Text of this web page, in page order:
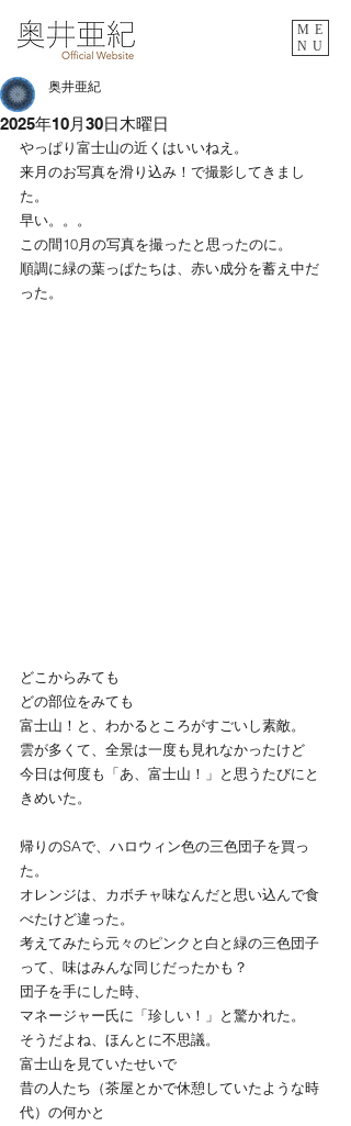
ME
NU
2025年10月30日木曜日
奥井亜紀
やっぱり富士山の近くはいいねえ。
来月のお写真を滑り込み！で撮影してきまし
た。
早い。。。
この間10月の写真を撮ったと思ったのに。
順調に緑の葉っぱたちは、赤い成分を蓄え中だ
った。
どこからみても
どの部位をみても
富士山！と、わかるところがすごいし素敵。
雲が多くて、全景は一度も見れなかったけど
今日は何度も「あ、富士山！」と思うたびにと
きめいた。
帰りのSAで、ハロウィン色の三色団子を買っ
た。
オレンジは、カボチャ味なんだと思い込んで食
べたけど違った。
考えてみたら元々のピンクと白と緑の三色団子
って、味はみんな同じだったかも？
団子を手にした時、
マネージャー氏に「珍しい！」と驚かれた。
そうだよね、ほんとに不思議。
富士山を見ていたせいで
昔の人たち（茶屋とかで休憩していたような時
代）の何かと